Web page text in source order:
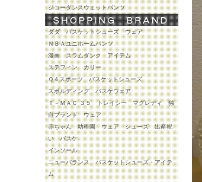
ジョーダンスウェットパンツ
ダダ バスケットシューズ ウェア
ＮＢＡユニホームパンツ
漫画 スラムダンク アイテム
ステフィン カリー
Ｑ４スポーツ バスケットシューズ
スポルディング バスケウェア
Ｔ－ＭＡＣ ３５ トレイシー マグレディ 独
自ブランド ウェア
赤ちゃん 幼稚園 ウェア シューズ 出産祝
い バスケ
インソール
ニューバランス バスケットシューズ・アイテ
ム